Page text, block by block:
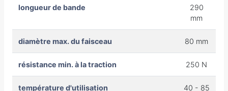
longueur de bande
290
mm
diamètre max. du faisceau 80 mm
résistance min. à la traction 250 N
température d'utilisation 40 - 85